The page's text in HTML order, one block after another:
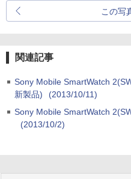
この写
関連記事
Sony Mobile SmartWatch
新製品)
(2013/10/11)
Sony Mobile SmartWatch
(2013/10/2)